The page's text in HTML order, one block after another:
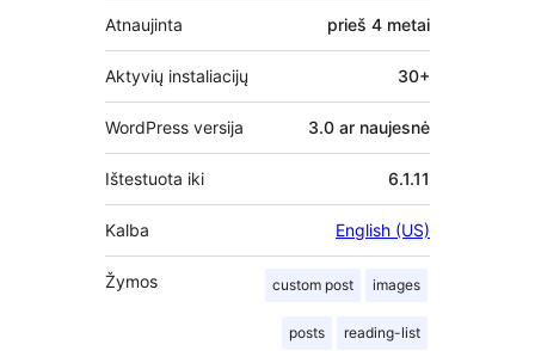
Atnaujinta prieš 4 metai
Aktyvių instaliacijų 30+
WordPress versija 3.0 ar naujesnė
Ištestuota iki 6.1.11
Kalba English (US)
Žymos custom post images
posts reading-list